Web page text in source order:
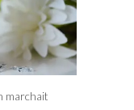
marchait